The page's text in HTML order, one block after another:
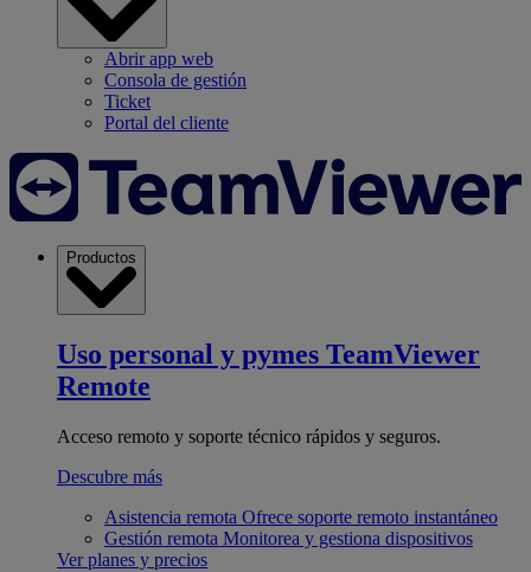
Abrir app web
Consola de gestión
Ticket
Portal del cliente
Productos
Uso personal y pymes TeamViewer
Remote
Acceso remoto y soporte técnico rápidos y seguros.
Descubre más
Asistencia remota Ofrece soporte remoto instantáneo
Gestión remota Monitorea y gestiona dispositivos
Ver planes y precios